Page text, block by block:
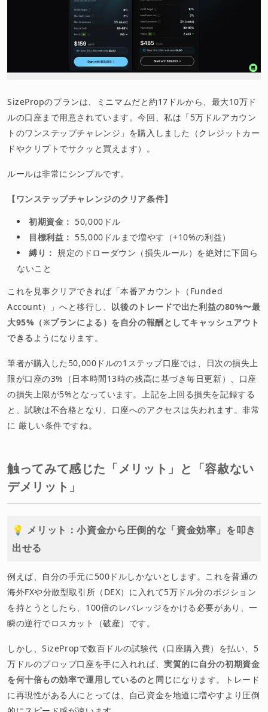
SizePropのプランは、ミニマムだと約17ドルから、最大10万ド
ルの口座まで用意されています。今回、私は「5万ドルアカウン
トのワンステップチャレンジ」を購入しました（クレジットカー
ドやクリプトでサクッと買えます）。
ルールは非常にシンプルです。
【ワンステップチャレンジのクリア条件】
初期資金： 50,000ドル
目標利益： 55,000ドルまで増やす（+10%の利益）
縛り： 規定のドローダウン（損失ルール）を絶対に下回ら
ないこと
これを見事クリアできれば「本番アカウント（Funded
Account）」へと移行し、 以後のトレードで出た利益の80%〜最
大95%（※プランによる）を自分の報酬としてキャッシュアウト
できるようになります。
筆者が購入した50,000ドルの1ステップ口座では、日次の損失上
限が口座の3%（日本時間13時の残高に基づき毎日更新）、口座
の損失上限が5%となっています。上記を上回る損失を記録する
と、試験は不合格となり、口座へのアクセスは失われます。非常
に 厳しい条件ですね。
触ってみて感じた「メリット」と「容赦ない
デメリット」
💡 メリット：小資金から圧倒的な「資金効率」を叩き
出せる
例えば、自分の手元に500ドルしかないとします。これを普通の
海外FXや分散型取引所（DEX）に入れて5万ドル分のポジション
を持とうとしたら、100倍のレバレッジをかける必要があり、一
瞬の逆行でロスカット（破産）です。
しかし、SizePropで数百ドルの試験代（口座購入費）を払い、5
万ドルのプロップ口座を手に入れれば、実質的に自分の初期資金
を何十倍もの効率で運用しているのと同じになります。トレード
に再現性がある人にとっては、自己資金を地道に増やすより圧倒